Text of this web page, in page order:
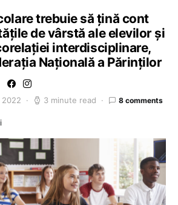
trebuie să țină cont
de vârstă ale elevilor și
interdisciplinare,
Națională a Părinților
2022 3 minute read 8 comments